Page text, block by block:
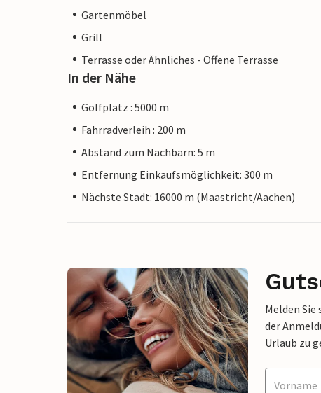
Gartenmöbel
Grill
Terrasse oder Ähnliches - Offene Terrasse
In der Nähe
Golfplatz : 5000 m
Fahrradverleih : 200 m
Abstand zum Nachbarn: 5 m
Entfernung Einkaufsmöglichkeit: 300 m
Nächste Stadt: 16000 m (Maastricht/Aachen)
Melden
der
Urlaub zu